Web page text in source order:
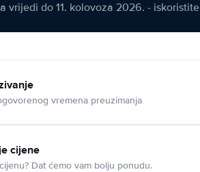
vrijedi do 11. kolovoza 2026. -
vremena preuzimanja
cijene
Dat ćemo vam bolju ponudu.